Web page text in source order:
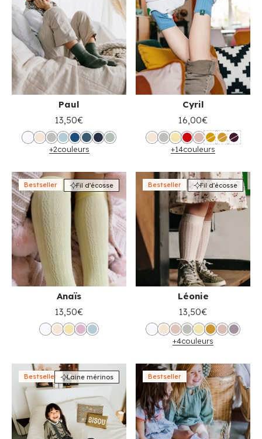
Paul
13,50€
+2couleurs
Cyril
16,00€
+14couleurs
Bestseller Fil d'écosse
Anaïs
13,50€
Bestseller Fil d'écosse
Léonie
13,50€
+4couleurs
Bestseller Laine mérinos Bestseller